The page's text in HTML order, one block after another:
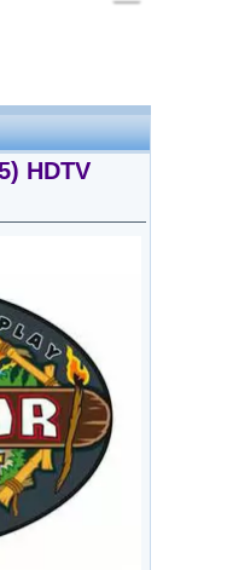
HDTV